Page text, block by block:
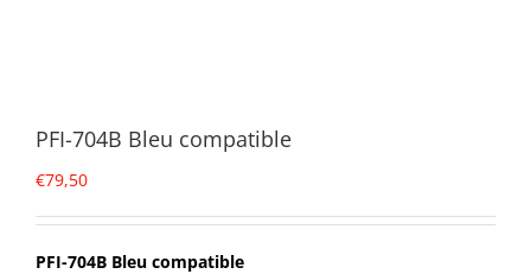
PFI-704B Bleu compatible
€79,50
PFI-704B Bleu compatible